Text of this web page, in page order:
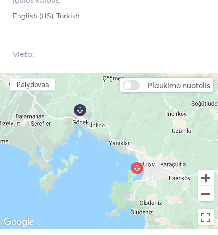
Pakabinamas variklis
English (US), Turkish
Vieta:
Plaukimo nuotolis
Palydovas